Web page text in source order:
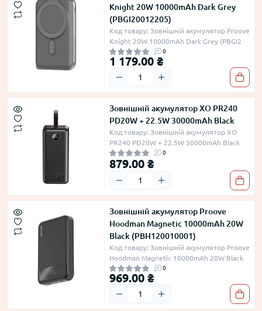
Knight 20W 10000mAh Dark Grey
(PBGI20012205)
Код товару: Зовнішній акумулятор Proove
Knight 20W 10000mAh Dark Grey (PBGI2
0
1 179.00 ₴
Зовнішній акумулятор XO PR240
PD20W + 22.5W 30000mAh Black
Код товару: Зовнішній акумулятор XO
PR240 PD20W + 22.5W 30000mAh Black
0
879.00 ₴
Зовнішній акумулятор Proove
Hoodman Magnetic 10000mAh 20W
Black (PBH120010001)
Код товару: Зовнішній акумулятор Proove
Hoodman Magnetic 10000mAh 20W Black
0
969.00 ₴